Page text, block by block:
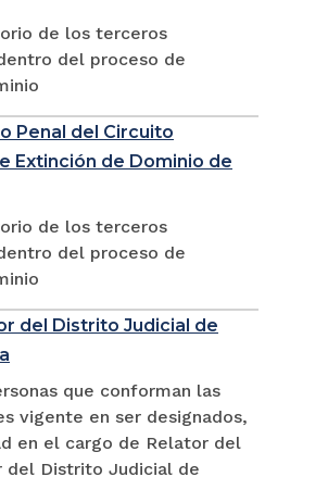
de los terceros
del proceso de
Penal del Circuito
Extinción de Dominio de
de los terceros
del proceso de
del Distrito Judicial de
que conforman las
vigente en ser designados,
en el cargo de Relator del
del Distrito Judicial de